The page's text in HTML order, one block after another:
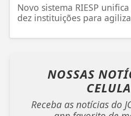
Novo sistema RIESP
dez instituições para
NOSSAS
Receba as notícias do